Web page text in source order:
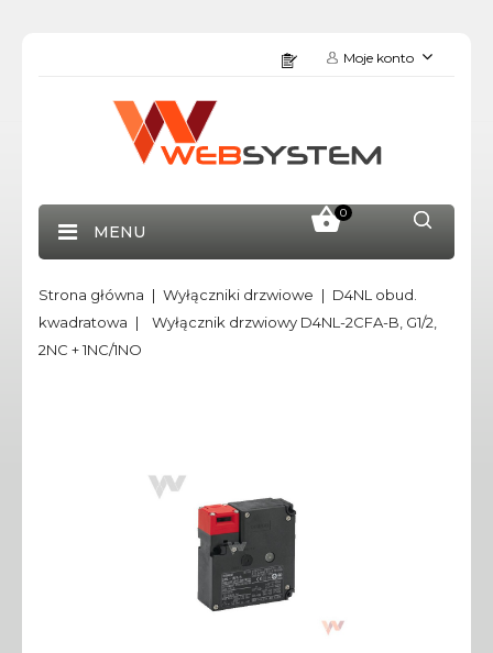
Moje konto
0
MENU
Strona główna Wyłączniki drzwiowe
D4NL obud.
kwadratowa
Wyłącznik drzwiowy D4NL-2CFA-B, G1/2,
2NC + 1NC/1NO